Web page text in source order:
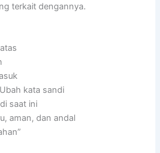
terkait dengannya.
kata sandi
saat ini
aman, dan andal